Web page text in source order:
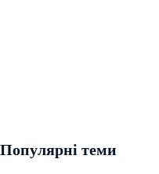
Популярні теми